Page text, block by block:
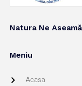
Natura Ne
Meniu
Acasa